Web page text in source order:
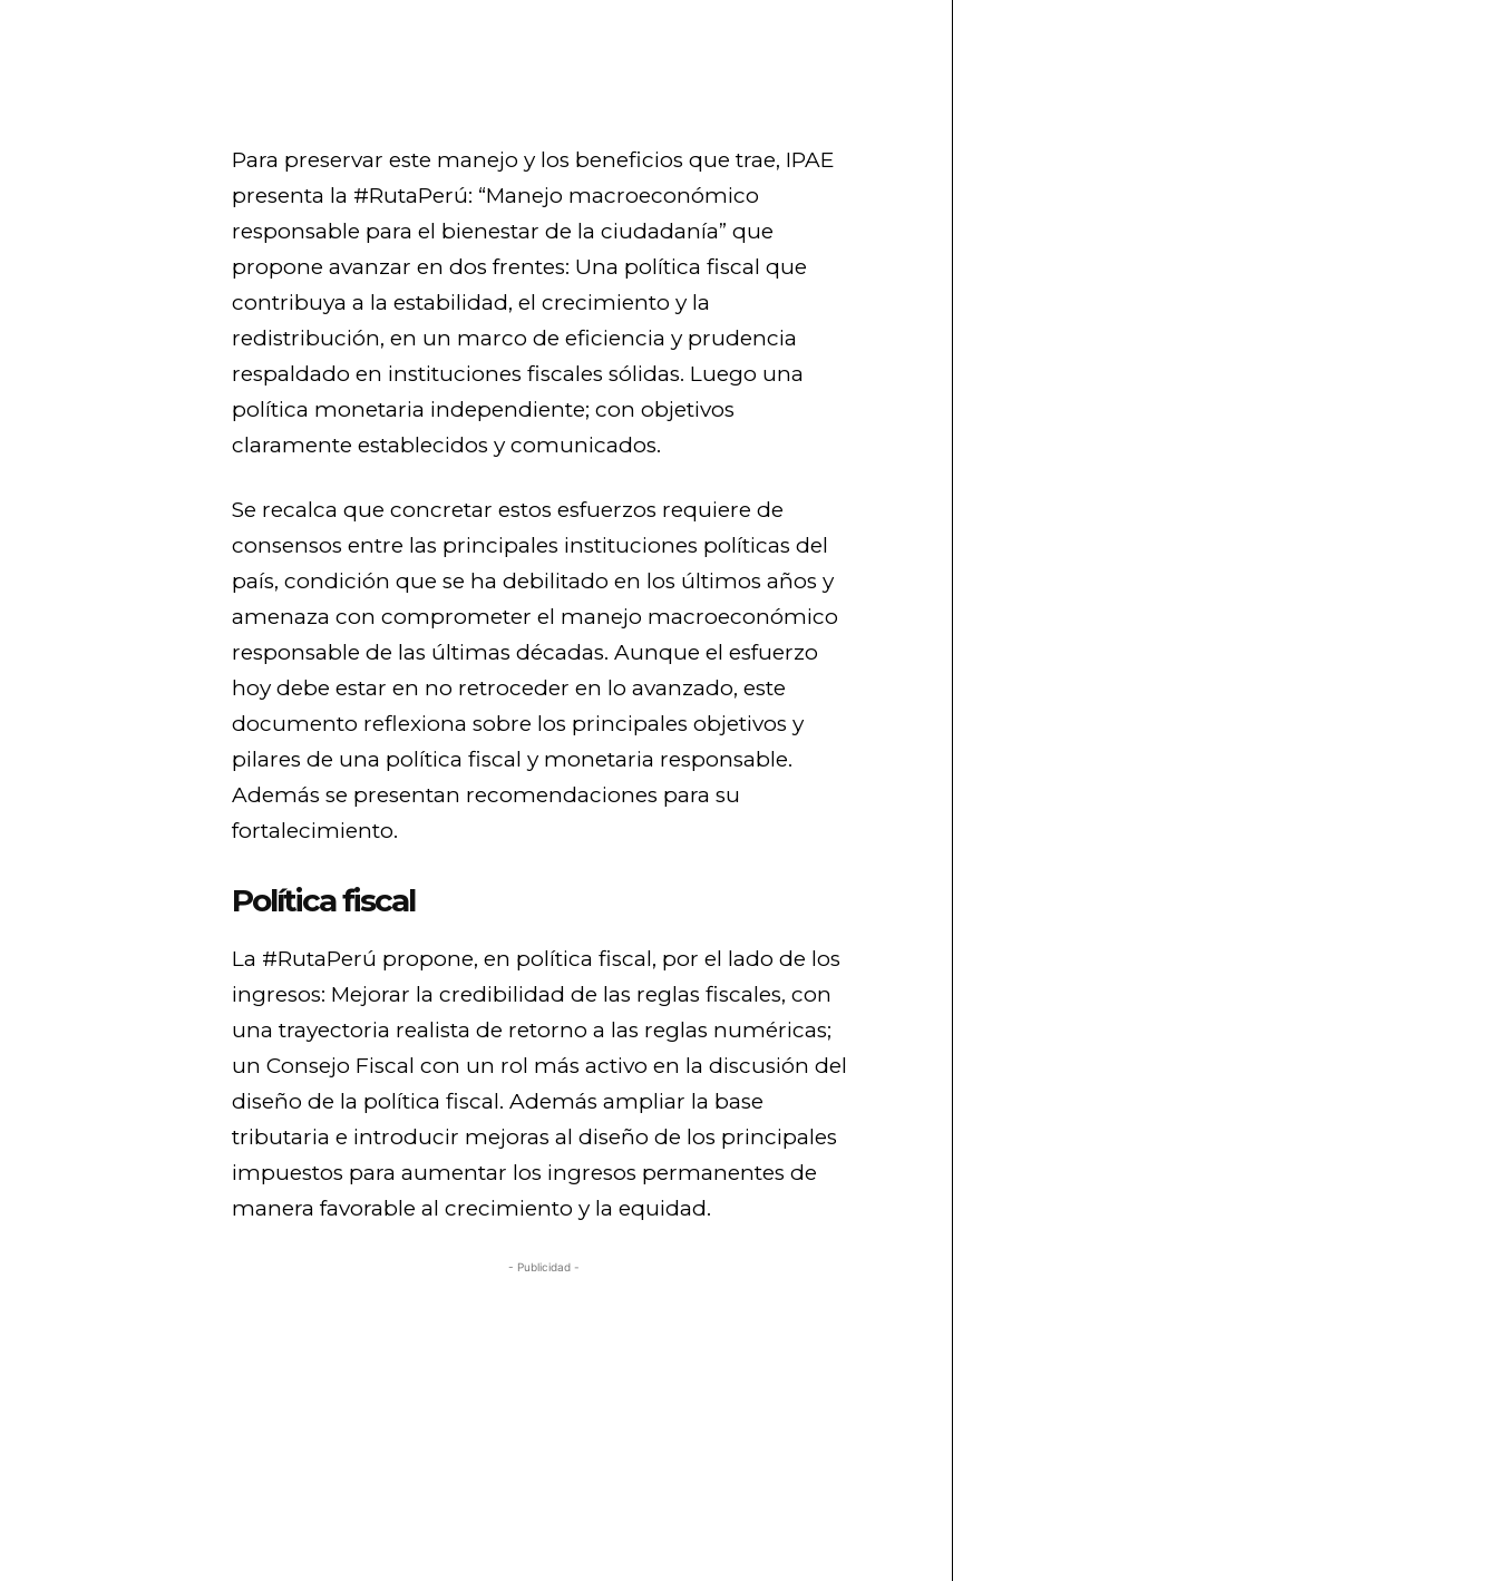
Para preservar este manejo y los beneficios que trae, IPAE
presenta la #RutaPerú: “Manejo macroeconómico
responsable para el bienestar de la ciudadanía” que
propone avanzar en dos frentes: Una política fiscal que
contribuya a la estabilidad, el crecimiento y la
redistribución, en un marco de eficiencia y prudencia
respaldado en instituciones fiscales sólidas. Luego una
política monetaria independiente; con objetivos
claramente establecidos y comunicados.
Se recalca que concretar estos esfuerzos requiere de
consensos entre las principales instituciones políticas del
país, condición que se ha debilitado en los últimos años y
amenaza con comprometer el manejo macroeconómico
responsable de las últimas décadas. Aunque el esfuerzo
hoy debe estar en no retroceder en lo avanzado, este
documento reflexiona sobre los principales objetivos y
pilares de una política fiscal y monetaria responsable.
Además se presentan recomendaciones para su
fortalecimiento.
Política fiscal
La #RutaPerú propone, en política fiscal, por el lado de los
ingresos: Mejorar la credibilidad de las reglas fiscales, con
una trayectoria realista de retorno a las reglas numéricas;
un Consejo Fiscal con un rol más activo en la discusión del
diseño de la política fiscal. Además ampliar la base
tributaria e introducir mejoras al diseño de los principales
impuestos para aumentar los ingresos permanentes de
manera favorable al crecimiento y la equidad.
- Publicidad -